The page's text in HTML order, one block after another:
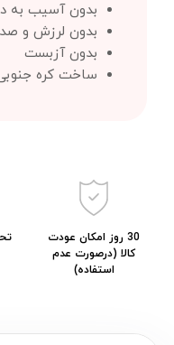
بدون آسیب به
بدون لرزش و
بدون آزبست
ساخت کره
30 روز امکان عودت
کالا (درصورت عدم
استفاده)